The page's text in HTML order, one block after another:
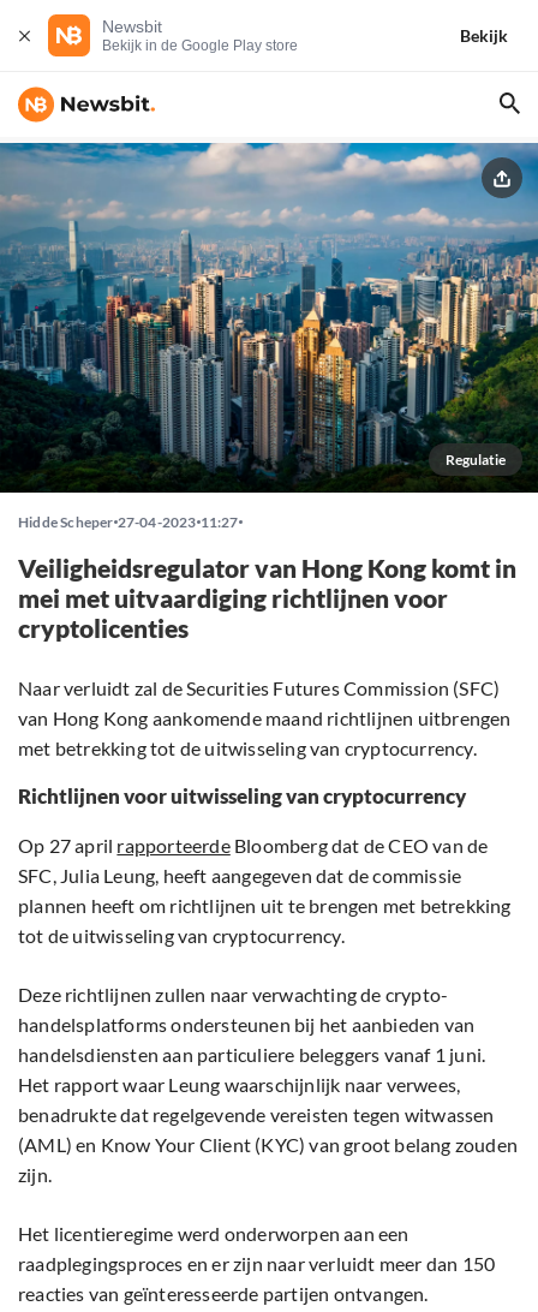
Newsbit
Bekijk in de Google Play store
Bekijk
Regulatie
Hidde Scheper 27-04-2023 11:27
Veiligheidsregulator van Hong Kong komt in
mei met uitvaardiging richtlijnen voor
cryptolicenties
Naar verluidt zal de Securities Futures Commission (SFC)
van Hong Kong aankomende maand richtlijnen uitbrengen
met betrekking tot de uitwisseling van cryptocurrency.
Richtlijnen voor uitwisseling van cryptocurrency
Op 27 april rapporteerdeBloomberg dat de CEO van de
SFC, Julia Leung, heeft aangegeven dat de commissie
plannen heeft om richtlijnen uit te brengen met betrekking
tot de uitwisseling van cryptocurrency.
Deze richtlijnen zullen naar verwachting de crypto-
handelsplatforms ondersteunen bij het aanbieden van
handelsdiensten aan particuliere beleggers vanaf 1 juni.
Het rapport waar Leung waarschijnlijk naar verwees,
benadrukte dat regelgevende vereisten tegen witwassen
(AML) en Know Your Client (KYC) van groot belang zouden
zijn.
Het licentieregime werd onderworpen aan een
raadplegingsproces en er zijn naar verluidt meer dan 150
reacties van geïnteresseerde partijen ontvangen.